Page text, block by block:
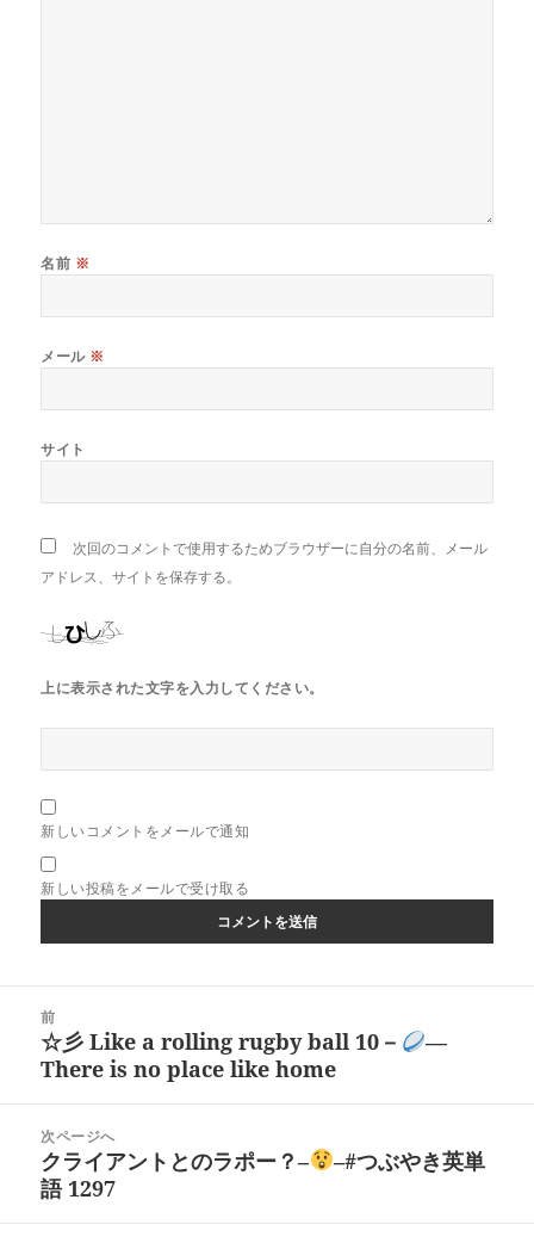
名前 ※
メール ※
サイト
次回のコメントで使用するためブラウザーに自分の名前、メール
アドレス、サイトを保存する。
上に表示された文字を入力してください。
新しいコメントをメールで通知
新しい投稿をメールで受け取る
前
前
の
稿:
☆彡 Like a rolling rugby ball 10－
―
There is no place like home
次ページへ
次
の
クライアントとのラポー？–
–#つぶやき英単
語 1297